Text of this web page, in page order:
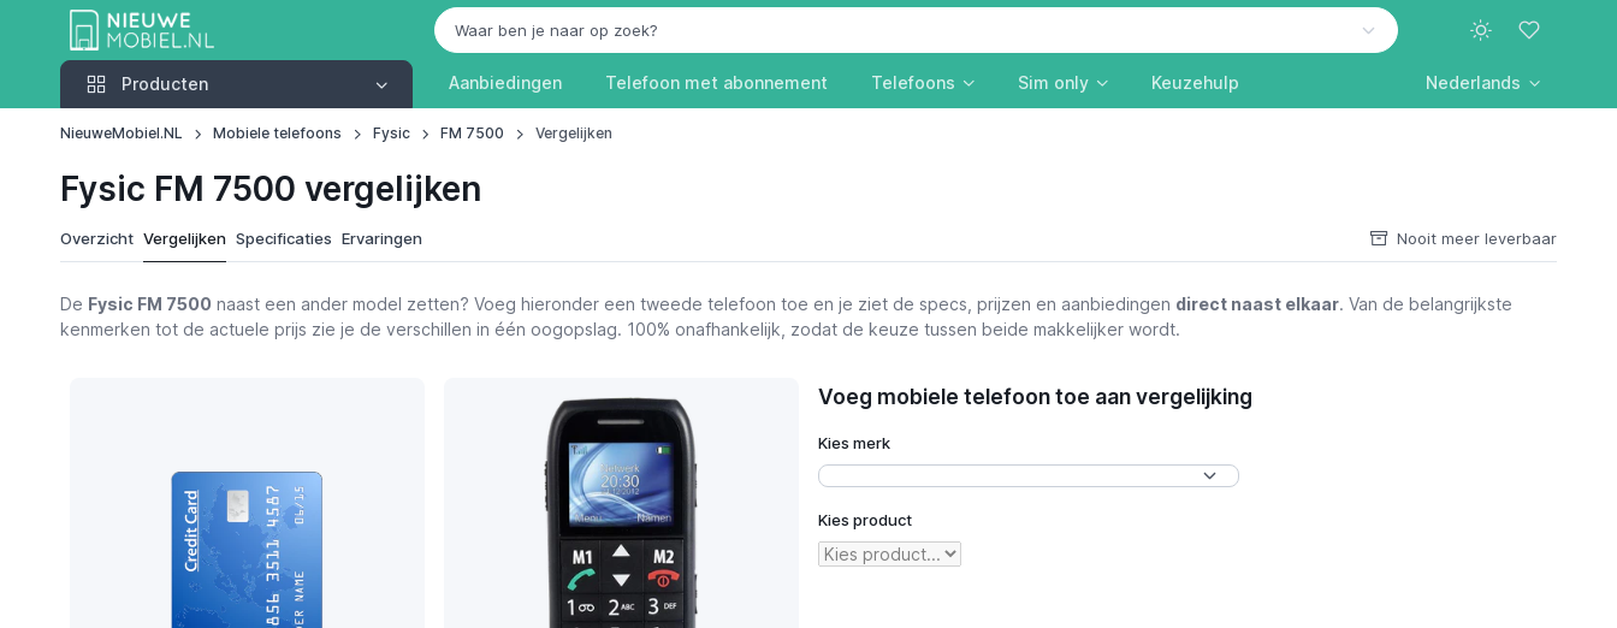
Producten
Producten Aanbiedingen Telefoon met abonnement Telefoons Sim only Keuzehulp Nederlands
NieuweMobiel.NL Mobiele telefoons Fysic FM 7500 Vergelijken
Fysic FM 7500 vergelijken
Overzicht Vergelijken Specificaties Ervaringen Nooit meer leverbaar
Functies
De Fysic FM 7500 naast een ander model zetten? Voeg hieronder een tweede telefoon toe en je ziet de specs, prijzen en aanbiedingen direct naast elkaar. Van de belangrijkste
kenmerken tot de actuele prijs zie je de verschillen in één oogopslag. 100% onafhankelijk, zodat de keuze tussen beide makkelijker wordt.
Voeg mobiele telefoon toe aan vergelijking
Kies merk
Kies product